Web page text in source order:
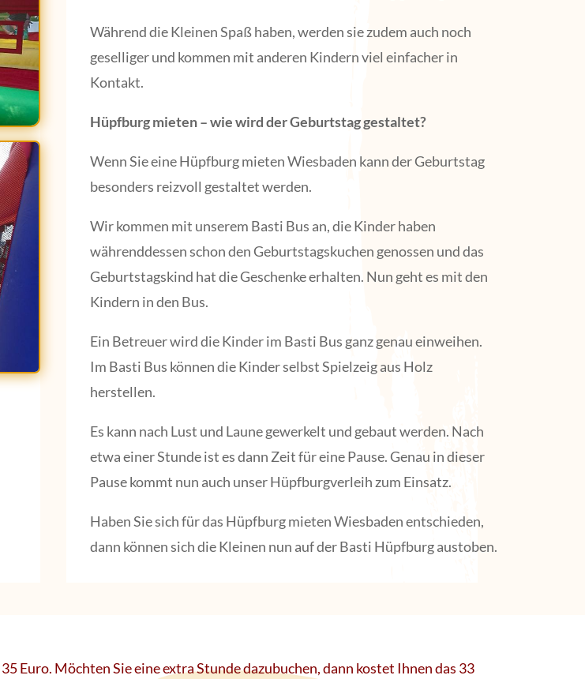
Während die Kleinen Spaß haben, werden sie zudem auch noch
geselliger und kommen mit anderen Kindern viel einfacher in
Kontakt.
Hüpfburg mieten – wie wird der Geburtstag gestaltet?
Wenn Sie eine Hüpfburg mieten Wiesbaden kann der Geburtstag
besonders reizvoll gestaltet werden.
Wir kommen mit unserem Basti Bus an, die Kinder haben
währenddessen schon den Geburtstagskuchen genossen und das
Geburtstagskind hat die Geschenke erhalten. Nun geht es mit den
Kindern in den Bus.
Ein Betreuer wird die Kinder im Basti Bus ganz genau einweihen.
Im Basti Bus können die Kinder selbst Spielzeig aus Holz
herstellen.
Es kann nach Lust und Laune gewerkelt und gebaut werden. Nach
etwa einer Stunde ist es dann Zeit für eine Pause. Genau in dieser
Pause kommt nun auch unser Hüpfburgverleih zum Einsatz.
Haben Sie sich für das Hüpfburg mieten Wiesbaden entschieden,
dann können sich die Kleinen nun auf der Basti Hüpfburg austoben.
Euro. Möchten Sie eine extra Stunde dazubuchen, dann kostet Ihnen das 33